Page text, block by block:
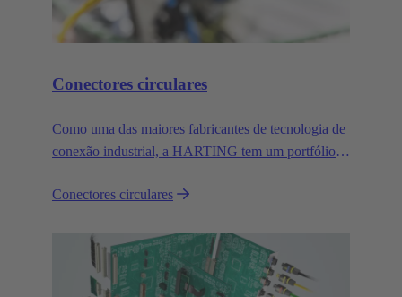
Conectores circulares
Como uma das maiores fabricantes de tecnologia de
conexão industrial, a HARTING tem um portfólio
tamanhos e codificações habituais.
Conectores circulares